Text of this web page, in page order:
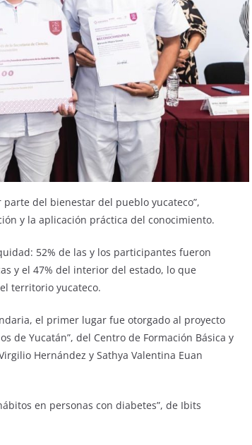
del bienestar del pueblo yucateco”,
y la aplicación práctica del conocimiento.
52% de las y los participantes fueron
y el 47% del interior del estado, lo que
territorio yucateco.
el primer lugar fue otorgado al proyecto
de Yucatán”, del Centro de Formación Básica y
Hernández y Sathya Valentina Euan
en personas con diabetes”, de Ibits